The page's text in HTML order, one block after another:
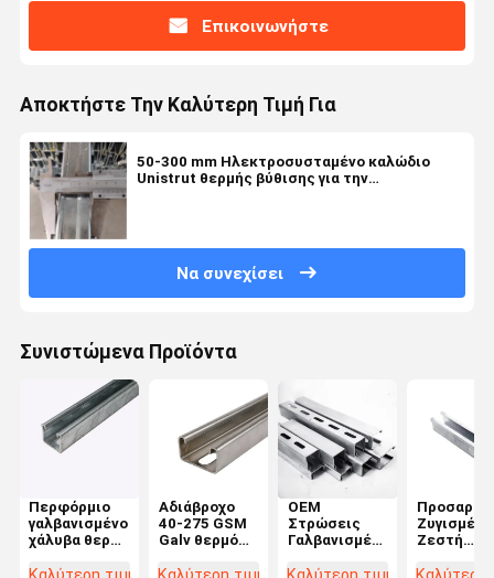
Επικοινωνήστε
Αποκτήστε Την Καλύτερη Τιμή Για
50-300 mm Ηλεκτροσυσταμένο καλώδιο
Unistrut θερμής βύθισης για την
Να συνεχίσει
Συνιστώμενα Προϊόντα
Περφόρμιο
γαλβανισμένο
χάλυβα θερμά
Unistrut C
Αδιάβροχο
40-275 GSM
Galv θερμό
Unistrut
OEM
Στρώσεις
Γαλβανισμένη
Στροφή
Ζυγισμένη
Ζεστή
Unistrut